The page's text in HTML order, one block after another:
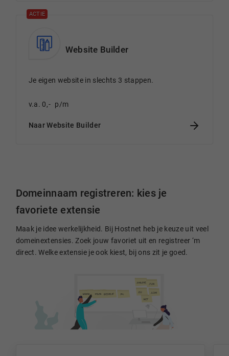
ACTIE
Website Builder
Je eigen website in slechts 3 stappen.
v.a. 0,- p/m
Naar Website Builder
Domeinnaam registreren: kies je
favoriete extensie
Maak je idee werkelijkheid. Bij Hostnet heb je keuze uit veel
domeinextensies. Zoek jouw favoriet uit en registreer ‘m
direct. Welke extensie je ook kiest, bij ons zit je goed.